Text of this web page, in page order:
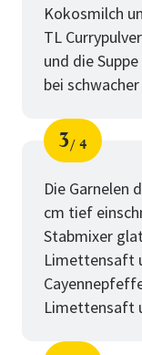
Kokosmilch
TL
und die
bei
Schritt
3
von
4
Die Garnelen
cm tief
Stabmixer
Limettensaft
Limettensaft